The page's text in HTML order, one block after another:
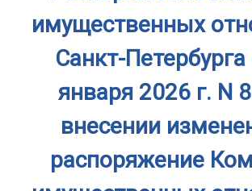
имущественных
Санкт-
января 2026 г. N
внесении
распоряжение